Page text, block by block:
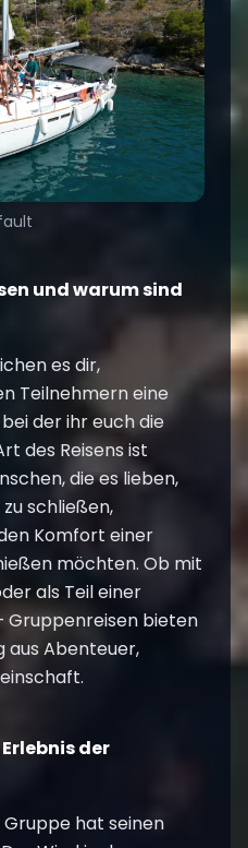
und warum sind
es dir,
Teilnehmern eine
der ihr euch die
des Reisens ist
die es lieben,
schließen,
Komfort einer
möchten. Ob mit
als Teil einer
Gruppenreisen bieten
aus Abenteuer,
der
Gruppe hat seinen